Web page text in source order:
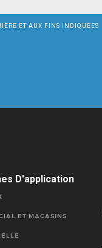
ET AUX FINS INDIQUÉES
D'application
ET MAGASINS